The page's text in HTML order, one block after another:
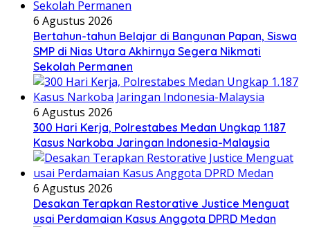
6 Agustus 2026
Bertahun-tahun Belajar di Bangunan Papan, Siswa
SMP di Nias Utara Akhirnya Segera Nikmati
Sekolah Permanen
6 Agustus 2026
300 Hari Kerja, Polrestabes Medan Ungkap 1.187
Kasus Narkoba Jaringan Indonesia-Malaysia
6 Agustus 2026
Desakan Terapkan Restorative Justice Menguat
usai Perdamaian Kasus Anggota DPRD Medan